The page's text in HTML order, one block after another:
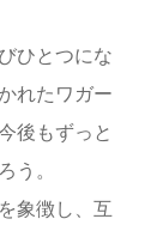
ひとつにな
れたワガー
後もずっと
う。
象徴し、互